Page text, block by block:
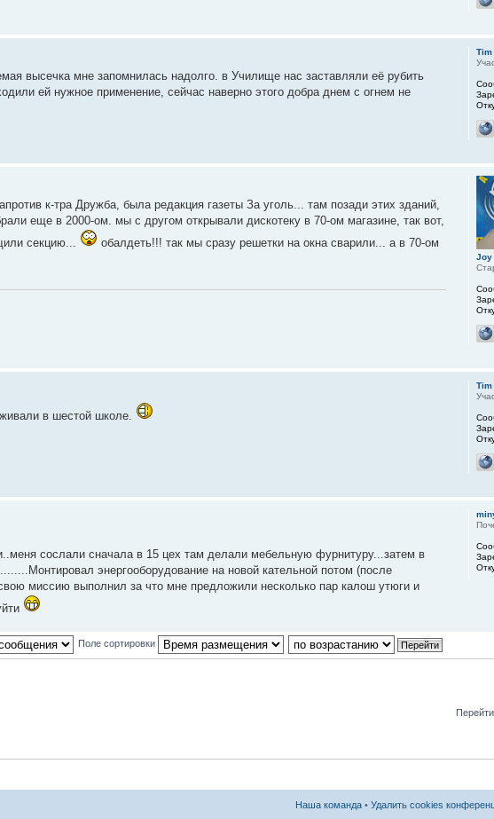
высечка мне запомнилась надолго. в Училище нас заставляли её рубить
ей нужное применение, сейчас наверно этого добра днем с огнем не
Tim
к-тра Дружба, была редакция газеты За уголь... там позади этих зданий,
еще в 2000-ом. мы с другом открывали дискотеку в 70-ом магазине, так вот,
секцию...
обалдеть!!! так мы сразу решетки на окна сварили... а в 70-ом
Joy
в шестой школе.
Tim
сослали сначала в 15 цех там делали мебельную фурнитуру...затем в
энергооборудование на новой кательной потом (после
миссию выполнил за что мне предложили несколько пар калош утюги и
Поле сортировки
Наша команда • Удалить cookies